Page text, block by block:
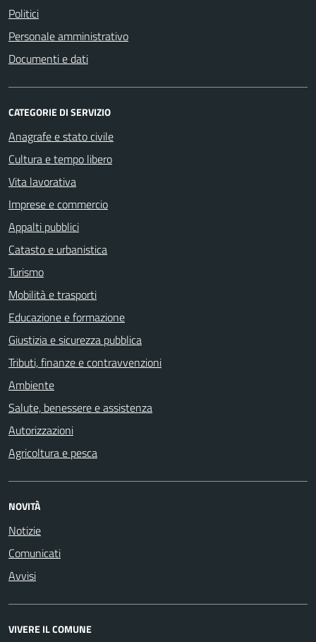
Politici
Personale amministrativo
Documenti e dati
CATEGORIE DI SERVIZIO
Anagrafe e stato civile
Cultura e tempo libero
Vita lavorativa
Imprese e commercio
Appalti pubblici
Catasto e urbanistica
Turismo
Mobilità e trasporti
Educazione e formazione
Giustizia e sicurezza pubblica
Tributi, finanze e contravvenzioni
Ambiente
Salute, benessere e assistenza
Autorizzazioni
Agricoltura e pesca
NOVITÀ
Notizie
Comunicati
Avvisi
VIVERE IL COMUNE